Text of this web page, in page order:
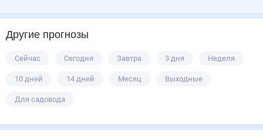
Другие прогнозы
Сейчас Сегодня Завтра 3 дня Неделя
10 дней 14 дней Месяц Выходные
Для садовода